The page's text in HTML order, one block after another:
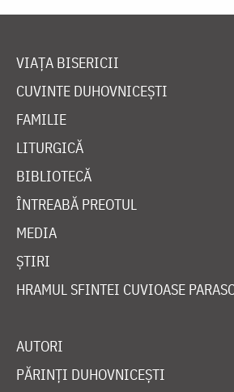
VIAȚA BISERICII
CUVINTE DUHOVNICEȘTI
FAMILIE
LITURGICĂ
BIBLIOTECĂ
ÎNTREABĂ PREOTUL
MEDIA
ȘTIRI
HRAMUL SFINTEI CUVIOASE
AUTORI
PĂRINȚI DUHOVNICEȘTI